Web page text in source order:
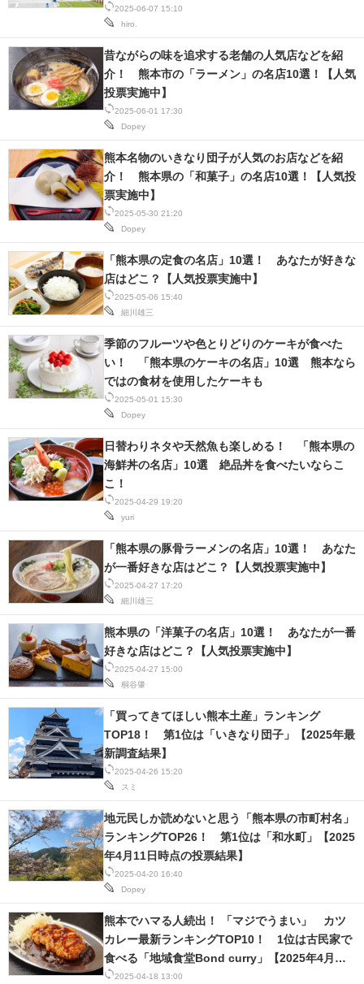
2025-06-07 15:10
hiro.
2025-06-01 17:30
Dopey
昔ながらの味を追求する老舗の人気店などを紹
介！ 熊本市の「ラーメン」の名店10選！【人気
投票実施中】
2025-05-30 21:20
Dopey
熊本名物のいきなり団子が人気のお店などを紹
介！ 熊本県の「和菓子」の名店10選！【人気投
票実施中】
2025-05-06 15:40
細川雄三
「熊本県の定食の名店」10選！ あなたが好きな
店はどこ？【人気投票実施中】
2025-05-01 15:30
Dopey
季節のフルーツや色とりどりのケーキが食べた
い！ 「熊本県のケーキの名店」10選 熊本なら
ではの食材を使用したケーキも
2025-04-29 19:20
yuri
日替わりネタや天然魚も楽しめる！ 「熊本県の
海鮮丼の名店」10選 絶品丼を食べたいならこ
こ！
2025-04-27 17:20
細川雄三
「熊本県の豚骨ラーメンの名店」10選！ あなた
が一番好きな店はどこ？【人気投票実施中】
2025-04-27 15:00
桐谷肇
熊本県の「洋菓子の名店」10選！ あなたが一番
好きな店はどこ？【人気投票実施中】
2025-04-26 15:20
スミ
「買ってきてほしい熊本土産」ランキング
TOP18！ 第1位は「いきなり団子」【2025年最
新調査結果】
2025-04-20 16:40
Dopey
地元民しか読めないと思う「熊本県の市町村名」
ランキングTOP26！ 第1位は「和水町」【2025
年4月11日時点の投票結果】
2025-04-18 13:00
熊本でハマる人続出！ 「マジでうまい」 カツ
カレー最新ランキングTOP10！ 1位は古民家で
食べる「地域食堂Bond curry」【2025年4月版
／Googleクチコミ】